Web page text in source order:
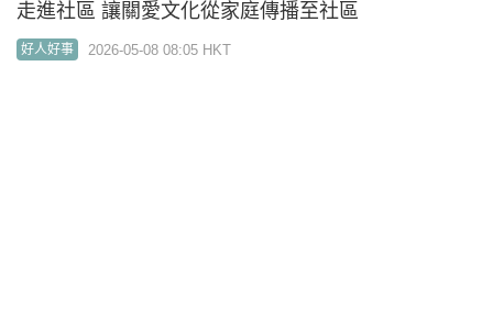
我要讚佢｜民安隊陪伴大埔宏福苑災民走過最艱難回